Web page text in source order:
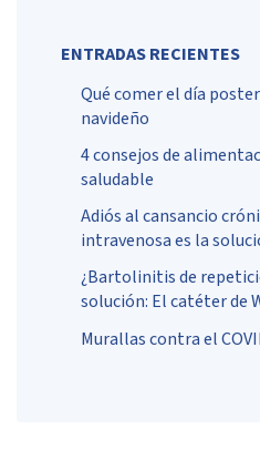
ENTRADAS RECIENTES
Qué comer el día
navideño
4 consejos de
saludable
Adiós al cansancio
intravenosa es la
¿Bartolinitis de
solución: El catéter de
Murallas contra el